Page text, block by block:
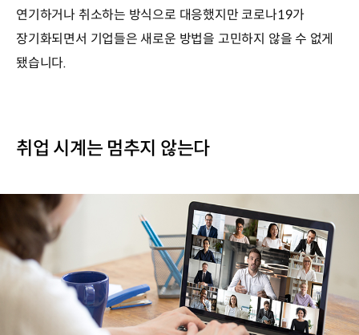
연기하거나 취소하는 방식으로 대응했지만 코로나19가
장기화되면서 기업들은 새로운 방법을 고민하지 않을 수 없게
됐습니다.
취업 시계는 멈추지 않는다